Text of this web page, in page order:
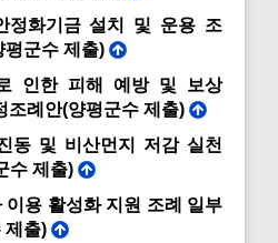
정화기금 설치 및 운용 조
평군수 제출)
인한 피해 예방 및 보상
조례안(양평군수 제출)
동 및 비산먼지 저감 실천
수 제출)
이용 활성화 지원 조례 일부
제출)